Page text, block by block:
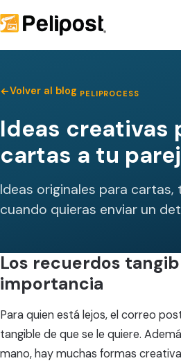
Volver al blog PELIPROCESS
Ideas creativas
cartas a tu
Ideas originales para
cuando quieras enviar un
Los recuerdos
importancia
Para quien está lejos, el correo
tangible de que se le quiere.
mano, hay muchas formas